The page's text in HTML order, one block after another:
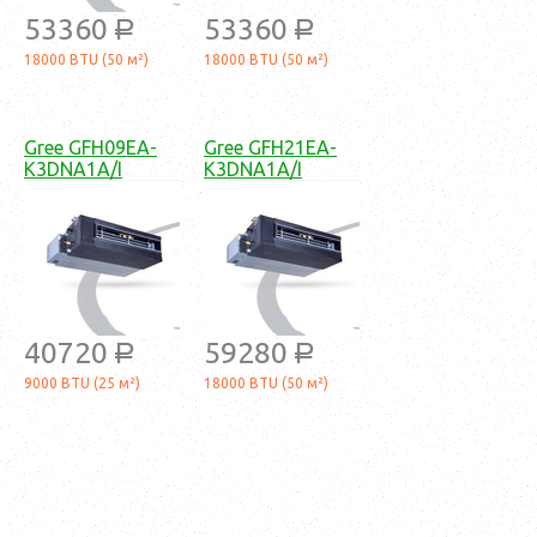
53360 a
18000 BTU (50 м²)
53360 a
18000 BTU (50 м²)
Gree GFH09EA-
K3DNA1A/I
40720 a
9000 BTU (25 м²)
Gree GFH21EA-
K3DNA1A/I
59280 a
18000 BTU (50 м²)